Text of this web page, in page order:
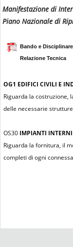
Manifestazione di
Piano Nazionale di
Bando e Disciplinare
Relazione Tecnica
OG1 EDIFICI CIVILI E
Riguarda la
delle necessarie
OS30 IMPIANTI INTERNI
Riguarda la fornitura, il
completi di ogni